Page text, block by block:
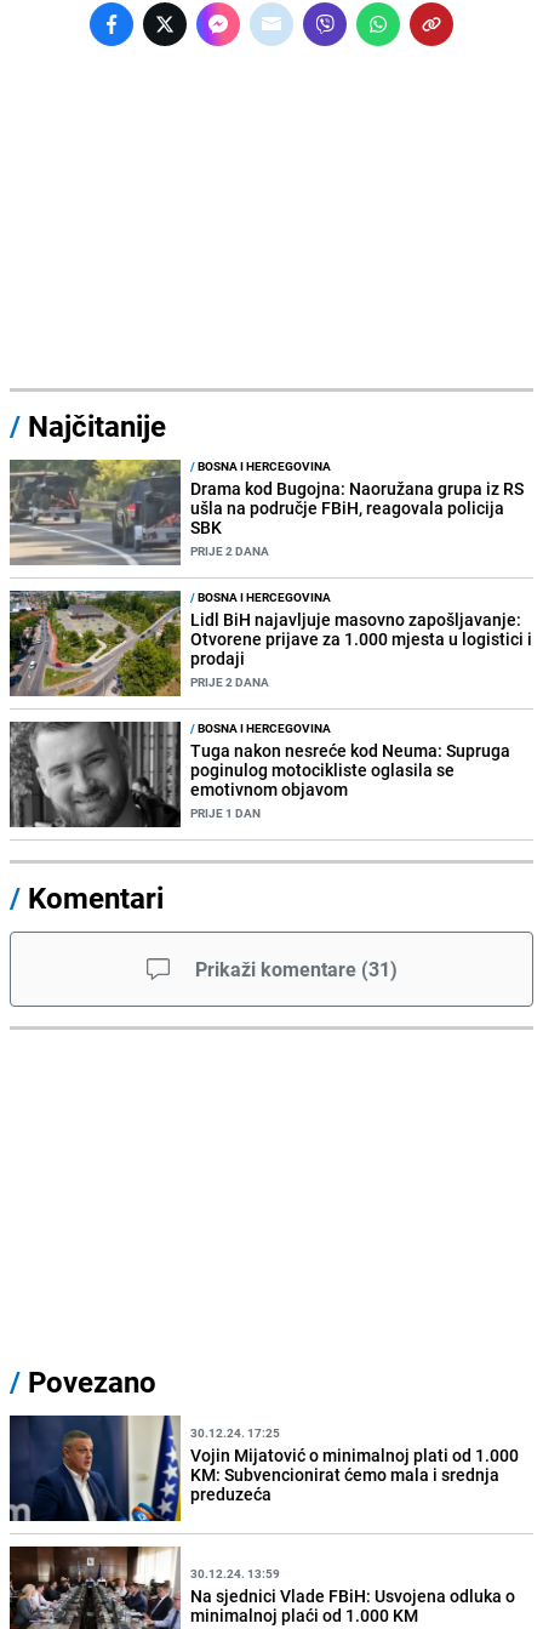
/ Najčitanije
/BOSNA I HERCEGOVINA
Drama kod Bugojna: Naoružana grupa iz RS
ušla na područje FBiH, reagovala policija
SBK
PRIJE 2 DANA
/BOSNA I HERCEGOVINA
Lidl BiH najavljuje masovno zapošljavanje:
Otvorene prijave za 1.000 mjesta u logistici i
prodaji
PRIJE 2 DANA
/BOSNA I HERCEGOVINA
Tuga nakon nesreće kod Neuma: Supruga
poginulog motocikliste oglasila se
emotivnom objavom
PRIJE 1 DAN
/ Komentari
Prikaži komentare (31)
/ Povezano
30.12.24. 17:25
Vojin Mijatović o minimalnoj plati od 1.000
KM: Subvencionirat ćemo mala i srednja
preduzeća
30.12.24. 13:59
Na sjednici Vlade FBiH: Usvojena odluka o
minimalnoj plaći od 1.000 KM